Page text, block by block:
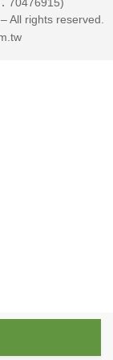
All rights reserved.